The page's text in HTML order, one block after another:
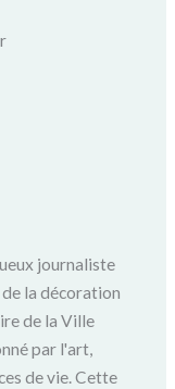
journaliste
la décoration
de la Ville
par l'art,
de vie. Cette